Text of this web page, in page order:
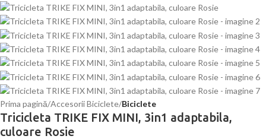
Prima pagină Accesorii Biciclete Biciclete
Tricicleta TRIKE FIX MINI, 3in1 adaptabila,
culoare Rosie